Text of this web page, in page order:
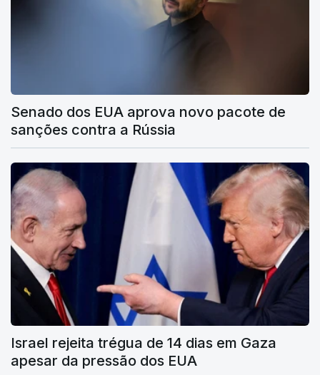
Senado dos EUA aprova novo pacote de
sanções contra a Rússia
Israel rejeita trégua de 14 dias em Gaza
apesar da pressão dos EUA